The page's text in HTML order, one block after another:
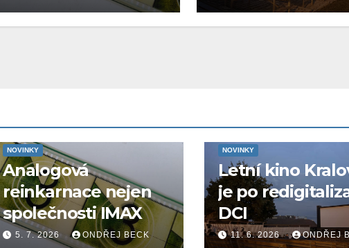
NOVINKY
Analogová
reinkarnace nejen
společnosti IMAX
5. 7. 2026 ONDŘEJ BECK
NOVINKY
Letní kino
je po
DCI
11. 6. 2026 ONDŘEJ